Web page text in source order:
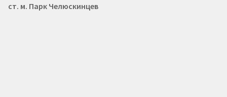
ст. м. Парк Челюскинцев